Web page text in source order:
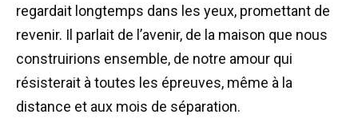
regardait longtemps dans les yeux, promettant de
revenir. Il parlait de l’avenir, de la maison que nous
construirions ensemble, de notre amour qui
résisterait à toutes les épreuves, même à la
distance et aux mois de séparation.